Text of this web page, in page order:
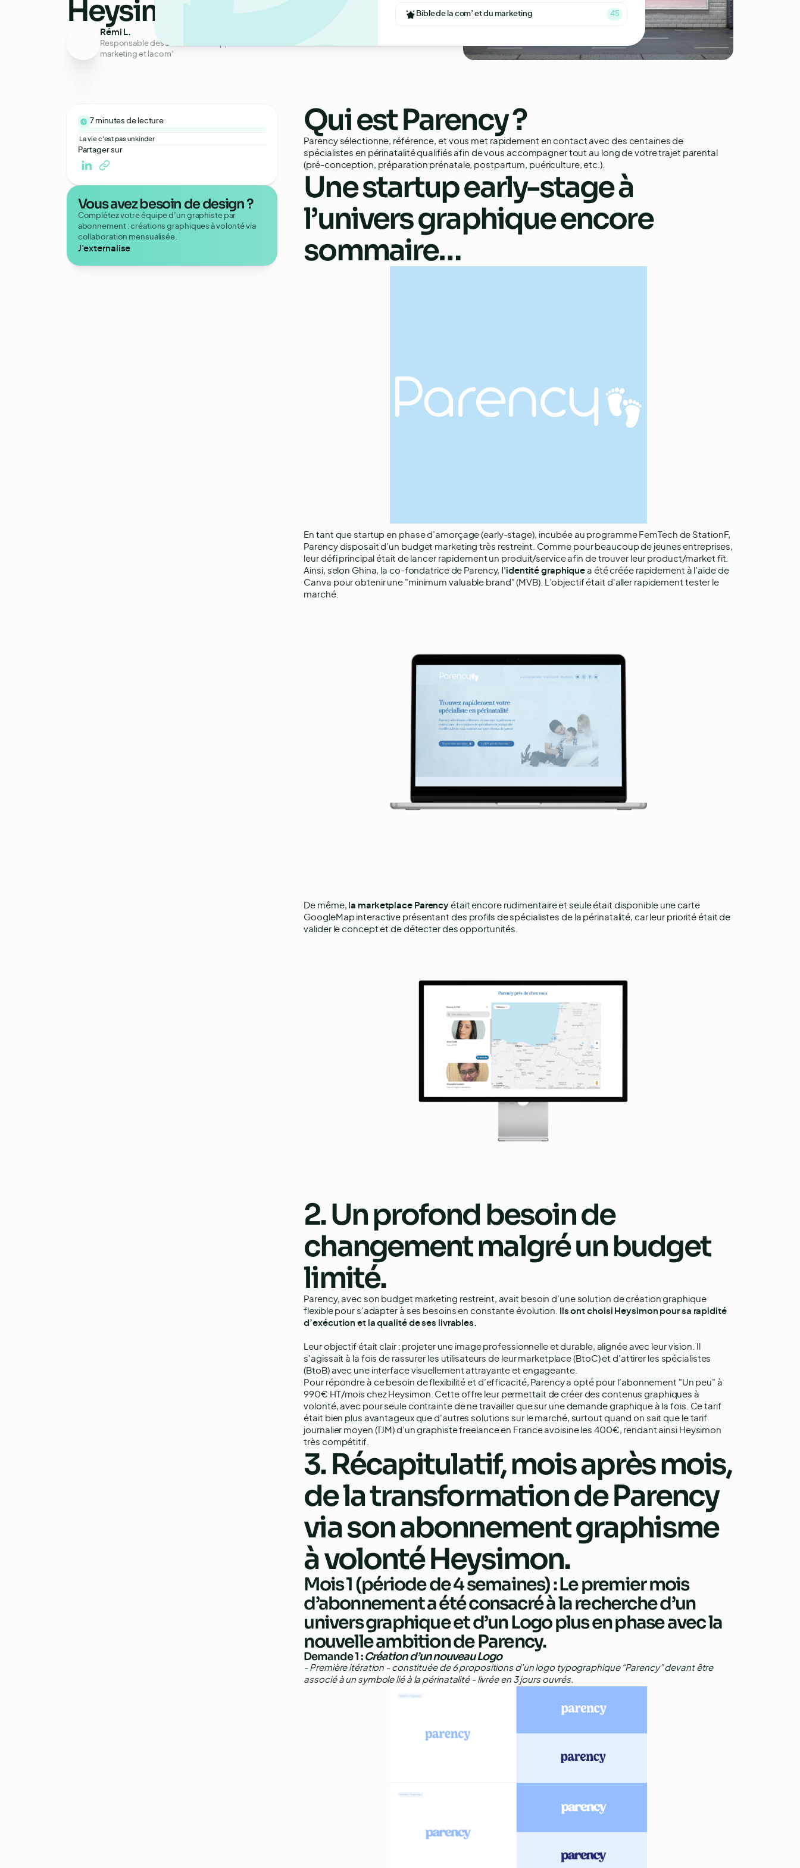
Bible de la com’ et du marketing 45
Heysimon ?
Rémi L.
Responsable des contenus en rapport avec le
marketing et la com’
7 minutes de lecture
La vie c'est pas un kinder
Partager sur
Vous avez besoin de design ?
Complétez votre équipe d’un graphiste par
abonnement : créations graphiques à volonté via
collaboration mensualisée.
J'externalise
Qui est Parency ?
Parency sélectionne, référence, et vous met rapidement en contact avec des centaines de
spécialistes en périnatalité qualifiés afin de vous accompagner tout au long de votre trajet parental
(pré-conception, préparation prénatale, postpartum, puériculture, etc.).
Une startup early-stage à
l’univers graphique encore
sommaire…
En tant que startup en phase d’amorçage (early-stage), incubée au programme FemTech de StationF,
Parency disposait d'un budget marketing très restreint. Comme pour beaucoup de jeunes entreprises,
leur défi principal était de lancer rapidement un produit/service afin de trouver leur product/market fit.
Ainsi, selon Ghina, la co-fondatrice de Parency, l'identité graphique a été créée rapidement à l'aide de
Canva pour obtenir une "minimum valuable brand" (MVB). L’objectif était d'aller rapidement tester le
marché.
De même, la marketplace Parencyétait encore rudimentaire et seule était disponible une carte
GoogleMap interactive présentant des profils de spécialistes de la périnatalité, car leur priorité était de
valider le concept et de détecter des opportunités.
2. Un profond besoin de
changement malgré un budget
limité.
Parency, avec son budget marketing restreint, avait besoin d’une solution de création graphique
flexible pour s'adapter à ses besoins en constante évolution.
Ils ont choisi Heysimon pour sa rapidité
d’exécution et la qualité de ses livrables.
Leur objectif était clair : projeter une image professionnelle et durable, alignée avec leur vision. Il
s'agissait à la fois de rassurer les utilisateurs de leur marketplace (BtoC) et d’attirer les spécialistes
(BtoB) avec une interface visuellement attrayante et engageante.
Pour répondre à ce besoin de flexibilité et d’efficacité, Parency a opté pour l’abonnement "Un peu" à
990€ HT/mois chez Heysimon. Cette offre leur permettait de créer des contenus graphiques à
volonté, avec pour seule contrainte de ne travailler que sur une demande graphique à la fois. Ce tarif
était bien plus avantageux que d'autres solutions sur le marché, surtout quand on sait que le tarif
journalier moyen (TJM) d’un graphiste freelance en France avoisine les 400€, rendant ainsi Heysimon
très compétitif.
3. Récapitulatif, mois après mois,
de la transformation de Parency
via son abonnement graphisme
à volonté Heysimon.
Mois 1 (période de 4 semaines) :Le premier mois
d’abonnement a été consacré à la recherche d’un
univers graphique et d’un Logo plus en phase avec la
nouvelle ambition de Parency.
Demande 1 :Création d’un nouveau Logo
- Première itération - constituée de 6 propositions d’un logo typographique “Parency” devant être
associé à un symbole lié à la périnatalité - livrée en 3 jours ouvrés.